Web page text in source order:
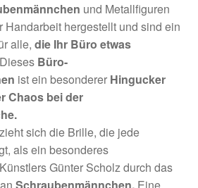
und Metallfiguren
hergestellt und sind ein
alle, die Ihr Büro etwas
Büro-
ist ein besonderer Hingucker
Chaos bei der
.
sich die Brille, die jede
als ein besonderes
Günter Scholz durch das